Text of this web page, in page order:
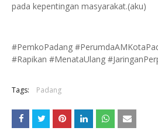
pada kepentingan masyarakat.(aku)
#PemkoPadang
#Rapikan #MenataUlang
Tags: Padang